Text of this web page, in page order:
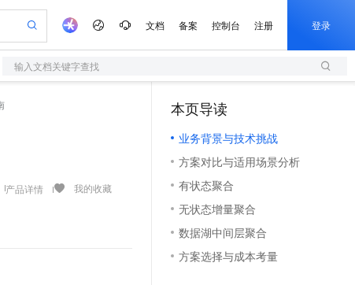
文档 备案 控制台 注册 登录
输入文档关键字查找
产品详情 我的收藏
本页导读
业务背景与技术挑战
方案对比与适用场景分析
有状态聚合
无状态增量聚合
数据湖中间层聚合
方案选择与成本考量
平台百炼
语音识别与合成
Qwen3-TTS-Flash
全托管，含MySQL、PostgreSQL、SQL Server、MariaDB多引擎
能体编程平台
轻量应用服务器
数字证书管理服务（原SSL证书）
实现全站HTTPS，呈现可信的WEB访问
短信服务
大数据开发治理平台 DataWorks
机服务器，轻松开启游戏
体与工作流应用
Agency Agents：拥有专属领域专家
HappyHorse 打造一站式影视创作平台
漫剧工坊：一站式动画创作平台
快速生产连贯的高质量长漫剧
10 分钟搭建微信、支付宝小程序
创作，一键激活电商全链路生产力
成，高效打造优质广告素材
AI 活动
AI 生产力先锋
先锋实践拓展 AI 生产力的边界
飞天发布时刻
所见，即是所愿
AI 实训营
从基础到进阶，Agent 创客手把手教你
阿里云 OPC 创新助力计划
Token 补贴，五大权
益加速 OPC 成功
专业服务
公司注册
上云迁移
代维服务
计划 服务伙伴合作计划
Al MaaS 服务伙伴赋能合作
伙伴信用分合作计划
更多支持
合作伙伴培训与认证
查询合作伙伴
开发者社区
镜像站
我要反馈
加入我们
校园招聘